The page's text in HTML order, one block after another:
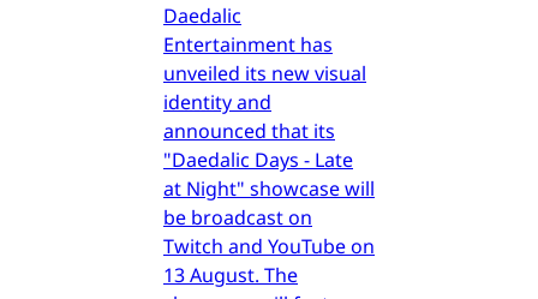
Daedalic
Entertainment has
unveiled its new visual
identity and
announced that its
"Daedalic Days - Late
at Night" showcase will
be broadcast on
Twitch and YouTube on
13 August. The